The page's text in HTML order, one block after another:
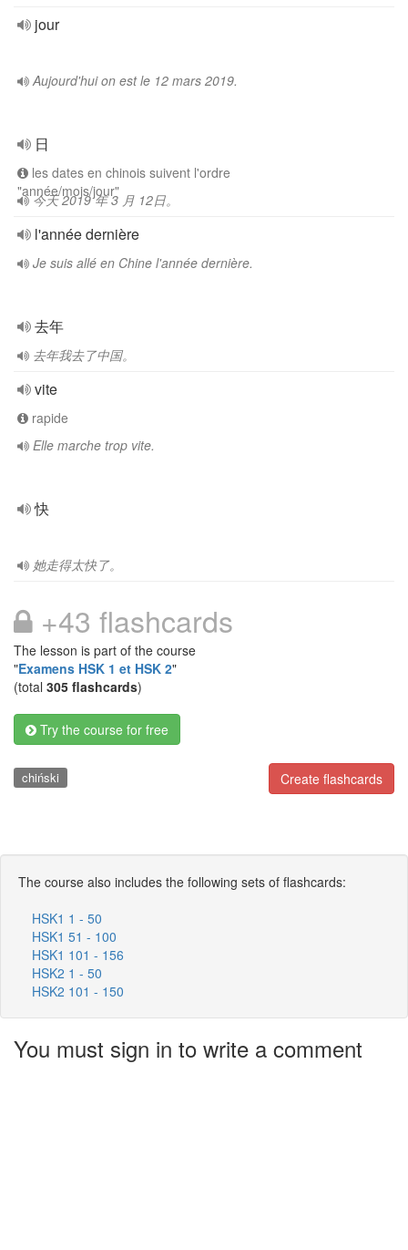
jour
Aujourd'hui on est le 12 mars 2019.
日
les dates en chinois suivent l'ordre
"année/mois/jour"
今天 2019 年 3 月 12日。
l'année dernière
Je suis allé en Chine l'année dernière.
去年
去年我去了中国。
vite
rapide
Elle marche trop vite.
快
她走得太快了。
+43 flashcards
The lesson is part of the course
"Examens HSK 1 et HSK 2"
(total 305 flashcards)
Try the course for free
Create flashcards
chiński
The course also includes the following sets of flashcards:
HSK1 1 - 50
HSK1 51 - 100
HSK1 101 - 156
HSK2 1 - 50
HSK2 101 - 150
You must sign in to write a comment